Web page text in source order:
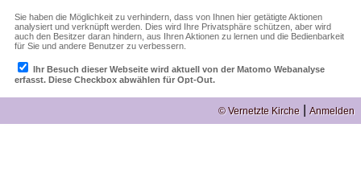
© Vernetzte Kirche Anmelden